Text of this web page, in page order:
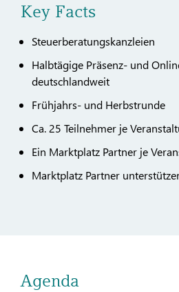
Key Facts
Steuerberatungskanzleien
Halbtägige Präsenz- und
deutschlandweit
Frühjahrs- und Herbstrunde
Ca. 25 Teilnehmer je
Ein Marktplatz Partner je
Marktplatz Partner
Agenda